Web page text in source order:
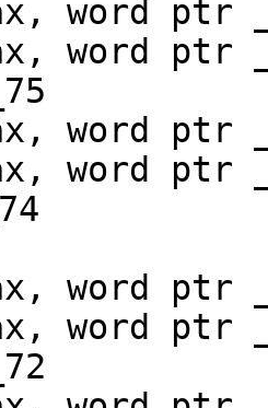
word ptr
word ptr
word ptr
word ptr
word ptr
word ptr